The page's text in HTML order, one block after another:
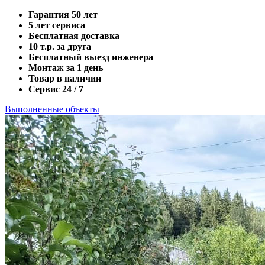
Гарантия 50 лет
5 лет сервиса
Бесплатная доставка
10 т.р. за друга
Бесплатный выезд инженера
Монтаж за 1 день
Товар в наличии
Сервис 24 / 7
Выполненные объекты